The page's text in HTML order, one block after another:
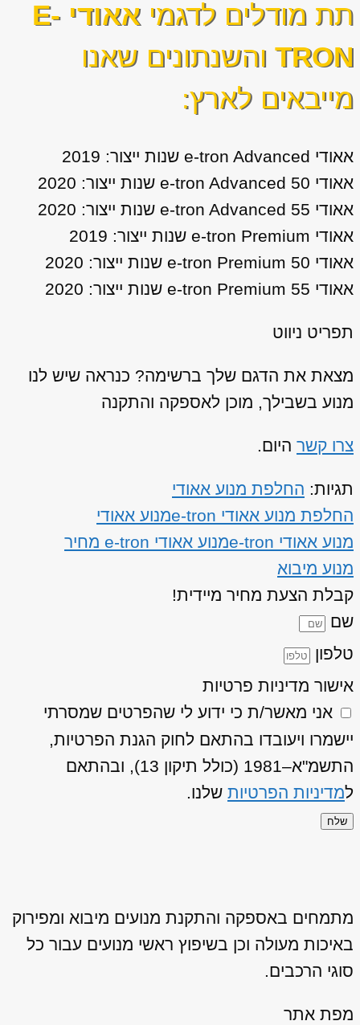
תת מודלים לדגמי
אאודי E-
TRON והשנתונים שאנו
מייבאים לארץ:
אאודי e-tron Advanced שנות ייצור: 2019
אאודי e-tron Advanced 50 שנות ייצור: 2020
אאודי e-tron Advanced 55 שנות ייצור: 2020
אאודי e-tron Premium שנות ייצור: 2019
אאודי e-tron Premium 50 שנות ייצור: 2020
אאודי e-tron Premium 55 שנות ייצור: 2020
תפריט ניווט
מצאת את הדגם שלך ברשימה? כנראה שיש לנו
מנוע בשבילך, מוכן לאספקה והתקנה
צרו קשר היום.
תגיות: החלפת מנוע אאודי
החלפת מנוע אאודי e-tron
מנוע אאודי
מנוע אאודי e-tron
מנוע אאודי e-tron מחיר
מנוע מיבוא
קבלת הצעת מחיר מיידית!
שם
טלפון
אישור מדיניות פרטיות
אני מאשר/ת כי ידוע לי שהפרטים שמסרתי
יישמרו ויעובדו בהתאם לחוק הגנת הפרטיות,
התשמ"א–1981 (כולל תיקון 13), ובהתאם
למדיניות הפרטיות שלנו.
שלח
מתמחים באספקה והתקנת מנועים מיבוא ומפירוק
באיכות מעולה וכן בשיפוץ ראשי מנועים עבור כל
סוגי הרכבים.
מפת אתר